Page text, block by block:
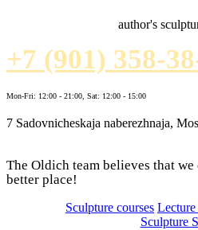
author's
+7 (901) 358-
Mon-Fri: 12:00 - 21:00, Sat: 12:00 - 15:00
7 Sadovnicheskaja naberezhnaja,
The Oldich team believes that
better place!
Sculpture courses Lecture
Sculpture